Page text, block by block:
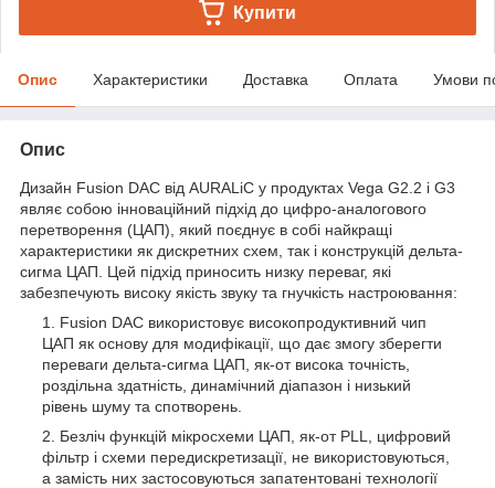
Купити
Опис Характеристики Доставка Оплата Умови
Опис
Дизайн Fusion DAC від AURALiC у продуктах Vega G2.2 і G3
являє собою інноваційний підхід до цифро-аналогового
перетворення (ЦАП), який поєднує в собі найкращі
характеристики як дискретних схем, так і конструкцій дельта-
сигма ЦАП. Цей підхід приносить низку переваг, які
забезпечують високу якість звуку та гнучкість настроювання:
Fusion DAC використовує високопродуктивний чип
ЦАП як основу для модифікації, що дає змогу зберегти
переваги дельта-сигма ЦАП, як-от висока точність,
роздільна здатність, динамічний діапазон і низький
рівень шуму та спотворень.
Безліч функцій мікросхеми ЦАП, як-от PLL, цифровий
фільтр і схеми передискретизації, не використовуються,
а замість них застосовуються запатентовані технології